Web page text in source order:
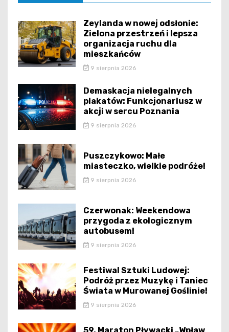
Zeylanda w nowej odsłonie:
Zielona przestrzeń i lepsza
organizacja ruchu dla
mieszkańców
9 sierpnia 2026
Demaskacja nielegalnych
plakatów: Funkcjonariusz w
akcji w sercu Poznania
9 sierpnia 2026
Puszczykowo: Małe
miasteczko, wielkie podróże!
9 sierpnia 2026
Czerwonak: Weekendowa
przygoda z ekologicznym
autobusem!
9 sierpnia 2026
Festiwal Sztuki Ludowej:
Podróż przez Muzykę i Taniec
Świata w Murowanej Goślinie!
9 sierpnia 2026